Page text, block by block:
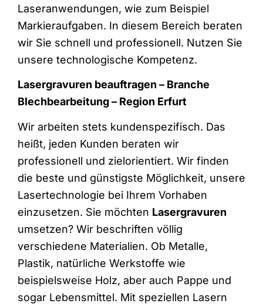
Laseranwendungen, wie zum Beispiel
Markieraufgaben. In diesem Bereich beraten
wir Sie schnell und professionell. Nutzen Sie
unsere technologische Kompetenz.
Lasergravuren beauftragen – Branche
Blechbearbeitung – Region Erfurt
Wir arbeiten stets kundenspezifisch. Das
heißt, jeden Kunden beraten wir
professionell und zielorientiert. Wir finden
die beste und günstigste Möglichkeit, unsere
Lasertechnologie bei Ihrem Vorhaben
einzusetzen. Sie möchten Lasergravuren
umsetzen? Wir beschriften völlig
verschiedene Materialien. Ob Metalle,
Plastik, natürliche Werkstoffe wie
beispielsweise Holz, aber auch Pappe und
sogar Lebensmittel. Mit speziellen Lasern